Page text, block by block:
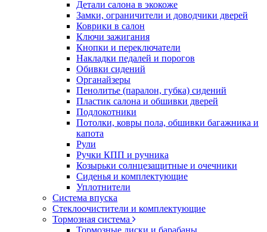
Детали салона в экокоже
Замки, ограничители и доводчики дверей
Коврики в салон
Ключи зажигания
Кнопки и переключатели
Накладки педалей и порогов
Обивки сидений
Органайзеры
Пенолитье (паралон, губка) сидений
Пластик салона и обшивки дверей
Подлокотники
Потолки, ковры пола, обшивки багажника и
капота
Рули
Ручки КПП и ручника
Козырьки солнцезащитные и очечники
Сиденья и комплектующие
Уплотнители
Система впуска
Стеклоочистители и комплектующие
Тормозная система
Тормозные диски и барабаны